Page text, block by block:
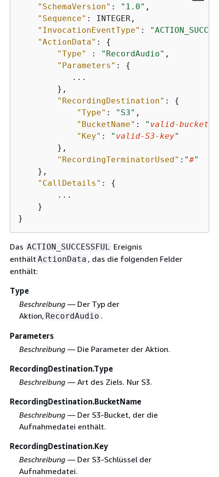
"SchemaVersion" : "1.0" ,
"Sequence" : INTEGER,
"InvocationEventType" :
"ActionData" : {
"Type"
: "RecordAudio" ,
"Parameters" : {
           ...
        },
"RecordingDestination" : {
"Type" : "S3" ,
"BucketName" : " valid-bucket-
"Key" : " valid-S3-key"
        },
"RecordingTerminatorUsed" : "#"
    },
"CallDetails" : {
        ...
    }
}
Das ACTION_SUCCESSFUL
Ereignis
enthält ActionData , das die folgenden Felder
enthält:
Type
Beschreibung— Der Typ der
Aktion, RecordAudio .
Parameters
Beschreibung— Die Parameter der Aktion.
RecordingDestination.Type
Beschreibung— Art des Ziels. Nur S3.
RecordingDestination.BucketName
Beschreibung— Der S3-Bucket, der die
Aufnahmedatei enthält.
RecordingDestination.Key
Beschreibung— Der S3-Schlüssel der
Aufnahmedatei.